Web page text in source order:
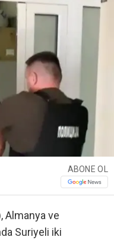
ABONE OL
Almanya ve
Suriyeli iki